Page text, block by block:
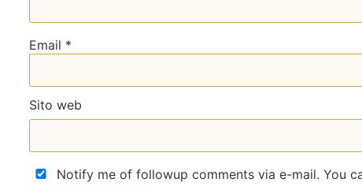
Email *
Sito web
Notify me of followup comments via e-mail. You